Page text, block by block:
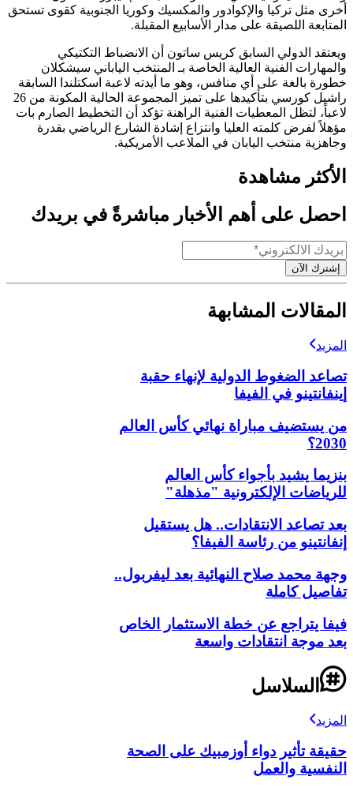
أخرى مثل تركيا والإكوادور والمكسيك وكوريا الجنوبية كقوى تستحق
المتابعة اللصيقة على مدار الأسابيع المقبلة.
ويعتقد الدولي السابق كريس ساتون أن الانضباط التكتيكي
والمهارات الفنية العالية الخاصة بـ المنتخب الياباني سيشكلان
خطورة بالغة على أي منافس، وهو ما أيدته لاعبة اسكتلندا السابقة
راشيل كورسي بتأكيدها على تميز المجموعة الحالية المكونة من 26
لاعباً، لتظل المعطيات الفنية الراهنة تؤكد أن التخطيط الصارم بات
مؤهلاً لفرض كلمته العليا وانتزاع إشادة الشارع الرياضي بقدرة
وجاهزية منتخب اليابان في الملاعب الأمريكية.
الأكثر مشاهدة
احصل على أهم الأخبار مباشرةً في بريدك
إشترك الآن
المقالات المشابهة
المزيد
تصاعد الضغوط الدولية لإنهاء حقبة
إينفانتينو في الفيفا
من يستضيف مباراة نهائي كأس العالم
2030؟
بنزيما يشيد بأجواء كأس العالم
للرياضات الإلكترونية "مذهلة"
بعد تصاعد الانتقادات.. هل يستقيل
إنفانتينو من رئاسة الفيفا؟
وجهة محمد صلاح النهائية بعد ليفربول..
تفاصيل كاملة
فيفا يتراجع عن خطة الاستثمار الخاص
بعد موجة انتقادات واسعة
السلاسل
المزيد
حقيقة تأثير دواء أوزمبيك على الصحة
النفسية والعمل